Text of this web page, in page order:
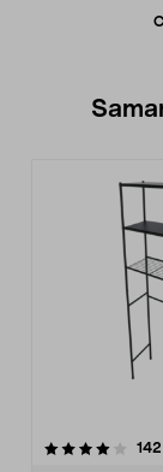
142
4.0